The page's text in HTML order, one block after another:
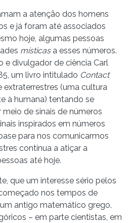
a atenção dos homens
e já foram até associados
hoje, algumas pessoas
místicas a esses números.
e divulgador de ciência Carl
um livro intitulado Contact
extraterrestres (uma cultura
à humana) tentando se
de sinais de números
inspirados em números
para nos comunicarmos
continua a atiçar a
até hoje.
que um interesse sério pelos
nos tempos de
antigo matemático grego.
– em parte cientistas, em